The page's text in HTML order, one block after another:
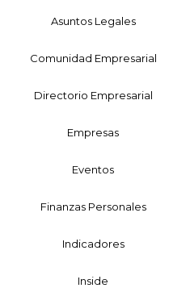
Asuntos Legales
Comunidad Empresarial
Directorio Empresarial
Empresas
Eventos
Finanzas Personales
Indicadores
Inside